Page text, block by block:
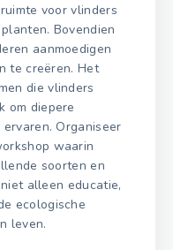
voor vlinders
Bovendien
aanmoedigen
te creëren. Het
die vlinders
om diepere
Organiseer
waarin
soorten en
alleen educatie,
ecologische
leven.